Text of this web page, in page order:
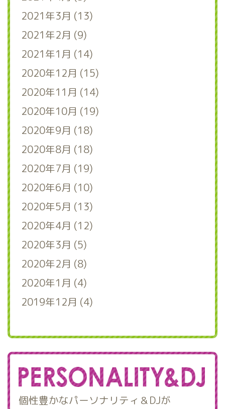
2021年3月 (13)
2021年2月 (9)
2021年1月 (14)
2020年12月 (15)
2020年11月 (14)
2020年10月 (19)
2020年9月 (18)
2020年8月 (18)
2020年7月 (19)
2020年6月 (10)
2020年5月 (13)
2020年4月 (12)
2020年3月 (5)
2020年2月 (8)
2020年1月 (4)
2019年12月 (4)
個性豊かなパーソナリティ＆DJが